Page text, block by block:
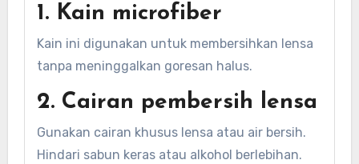
1. Kain microfiber
Kain ini digunakan untuk membersihkan lensa
tanpa meninggalkan goresan halus.
2. Cairan pembersih lensa
Gunakan cairan khusus lensa atau air bersih.
Hindari sabun keras atau alkohol berlebihan.